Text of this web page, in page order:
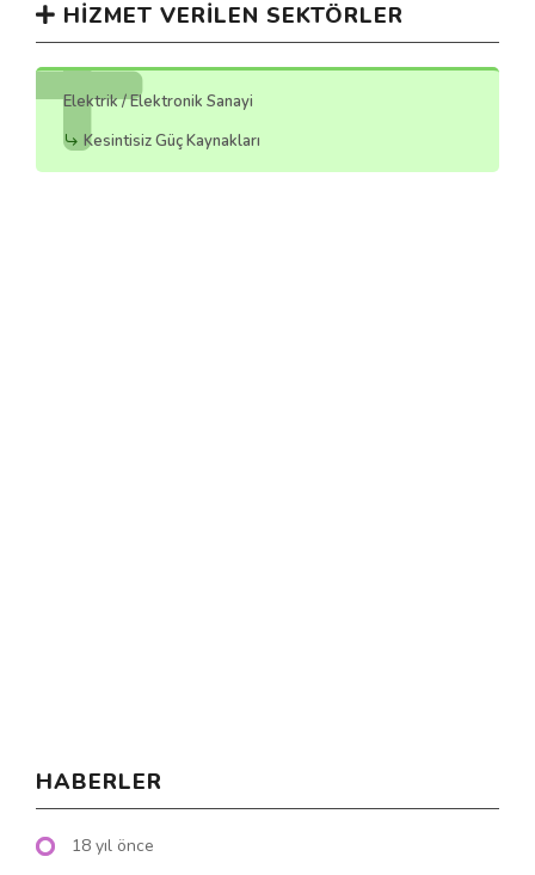
HIZMET VERILEN SEKTÖRLER
Elektrik / Elektronik Sanayi
Kesintisiz Güç Kaynakları
HABERLER
18 yıl önce